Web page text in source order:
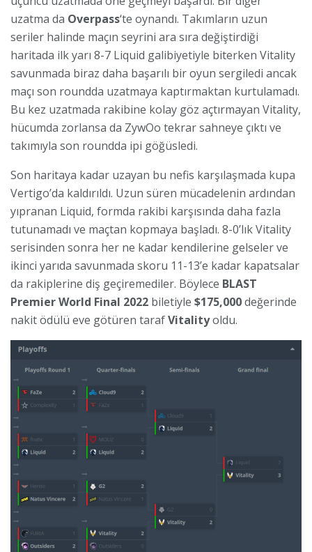
uzatma da Overpass‘te oynandı. Takımların uzun
seriler halinde maçın seyrini ara sıra değiştirdiği
haritada ilk yarı 8-7 Liquid galibiyetiyle biterken Vitality
savunmada biraz daha başarılı bir oyun sergiledi ancak
maçı son roundda uzatmaya kaptırmaktan kurtulamadı.
Bu kez uzatmada rakibine kolay göz açtırmayan Vitality,
hücumda zorlansa da ZywOo tekrar sahneye çıktı ve
takımıyla son roundda ipi göğüsledi.
Son haritaya kadar uzayan bu nefis karşılaşmada kupa
Vertigo’da kaldırıldı. Uzun süren mücadelenin ardından
yıpranan Liquid, formda rakibi karşısında daha fazla
tutunamadı ve maçtan kopmaya başladı. 8-0’lık Vitality
serisinden sonra her ne kadar kendilerine gelseler ve
ikinci yarıda savunmada skoru 11-13’e kadar kapatsalar
da rakiplerine diş geçiremediler. Böylece BLAST
Premier World Final 2022 biletiyle $175,000değerinde
nakit ödülü eve götüren tarafVitalityoldu.